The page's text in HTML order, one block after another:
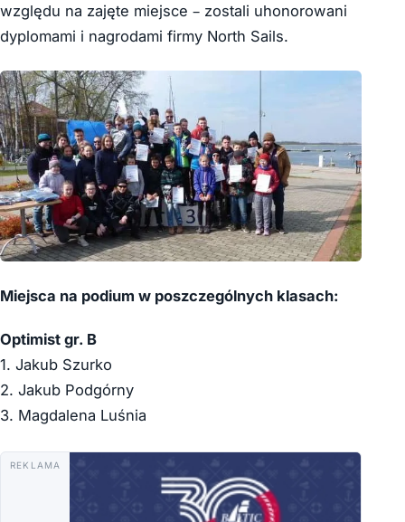
względu na zajęte miejsce – zostali uhonorowani
dyplomami i nagrodami firmy North Sails.
Miejsca na podium w poszczególnych klasach:
Optimist gr. B
1. Jakub Szurko
2. Jakub Podgórny
3. Magdalena Luśnia
REKLAMA